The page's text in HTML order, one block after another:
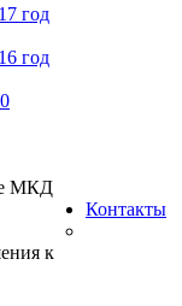
год
год
МКД
к
Контакты